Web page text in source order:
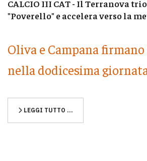
CALCIO III CAT - Il Terranova
"Poverello" e accelera verso la
Oliva e Campana
nella dodicesima giornata
LEGGI TUTTO …